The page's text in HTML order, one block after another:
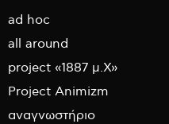
ad hoc
all around
project «1887 μ.Χ»
Project Animizm
αναγνωστήριο